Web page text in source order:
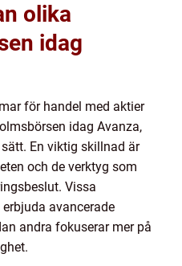
olika
idag
för handel med aktier
idag Avanza,
En viktig skillnad är
och de verktyg som
Vissa
avancerade
andra fokuserar mer på